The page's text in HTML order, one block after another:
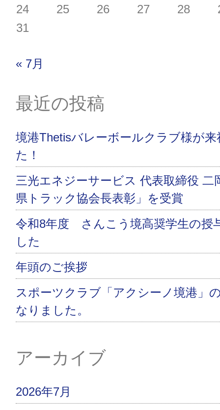
り
24
25 26 27 28
31
« 7月
最近の投稿
境港Thetisバレーボールクラブ様が
た！
三光エネジーサービス 代表取締役 二
県トラック協会長表彰」を受賞
令和8年度 さんこう境高奨学生の授
した
年頭のご挨拶
スポーツクラブ「アクシーノ境港」
なりました。
アーカイブ
2026年7月